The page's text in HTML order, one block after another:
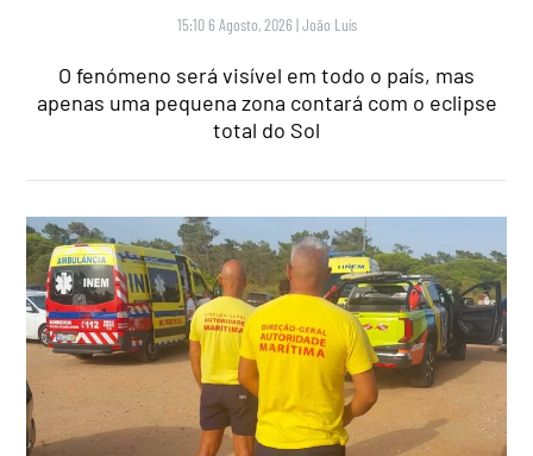
15:10 6 Agosto, 2026 |João Luís
O fenómeno será visível em todo o país, mas
apenas uma pequena zona contará com o eclipse
total do Sol